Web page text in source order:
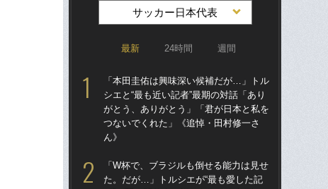
サッカー日本代表
最新 24時間 週間
「本田圭佑は興味深い候補だが…」トル
シエと“最も近い記者”最期の対話「あり
がとう、ありがとう」「君が日本と私を
つないでくれた」《追悼・田村修一さ
ん》
「W杯で、ブラジルも倒せる能力は見せ
た。だが…」トルシエが“最も愛した記